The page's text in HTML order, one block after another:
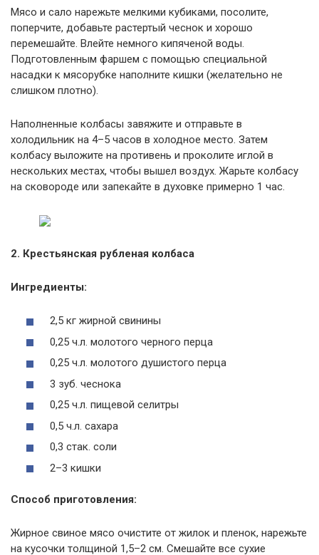
Мясо и сало нарежьте мелкими кубиками, посолите,
поперчите, добавьте растертый чеснок и хорошо
перемешайте. Влейте немного кипяченой воды.
Подготовленным фаршем с помощью специальной
насадки к мясорубке наполните кишки (желательно не
слишком плотно).
Наполненные колбасы завяжите и отправьте в
холодильник на 4–5 часов в холодное место. Затем
колбасу выложите на противень и проколите иглой в
нескольких местах, чтобы вышел воздух. Жарьте колбасу
на сковороде или запекайте в духовке примерно 1 час.
2. Крестьянская рубленая колбаса
Ингредиенты:
2,5 кг жирной свинины
0,25 ч.л. молотого черного перца
0,25 ч.л. молотого душистого перца
3 зуб. чеснока
0,25 ч.л. пищевой селитры
0,5 ч.л. сахара
0,3 стак. соли
2–3 кишки
Способ приготовления:
Жирное свиное мясо очистите от жилок и пленок, нарежьте
на кусочки толщиной 1,5–2 см. Смешайте все сухие